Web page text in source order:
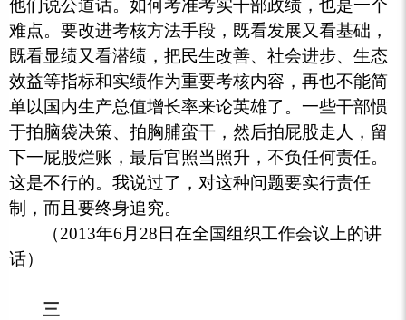
他们说公道话。如何考准考实干部政绩，也是一个
难点。要改进考核方法手段，既看发展又看基础，
既看显绩又看潜绩，把民生改善、社会进步、生态
效益等指标和实绩作为重要考核内容，再也不能简
单以国内生产总值增长率来论英雄了。一些干部惯
于拍脑袋决策、拍胸脯蛮干，然后拍屁股走人，留
下一屁股烂账，最后官照当照升，不负任何责任。
这是不行的。我说过了，对这种问题要实行责任
制，而且要终身追究。
（2013年6月28日在全国组织工作会议上的讲
话）
三